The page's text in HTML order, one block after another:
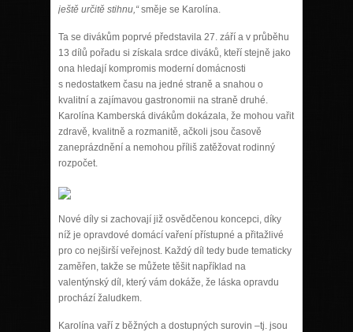
ještě určitě stihnu,“směje se Karolína.
Ta se divákům poprvé představila 27. září a v průběhu
13 dílů pořadu si získala srdce diváků, kteří stejně jako
ona hledají kompromis moderní domácnosti
s nedostatkem času na jedné straně a snahou o
kvalitní a zajímavou gastronomii na straně druhé.
Karolína Kamberská divákům dokázala, že mohou vařit
zdravě, kvalitně a rozmanitě, ačkoli jsou časově
zaneprázdnění a nemohou příliš zatěžovat rodinný
rozpočet.
Nové díly si zachovají již osvědčenou koncepci, díky
níž je opravdové domácí vaření přístupné a přitažlivé
pro co nejširší veřejnost. Každý díl tedy bude tematicky
zaměřen, takže se můžete těšit například na
valentýnský díl, který vám dokáže, že láska opravdu
prochází žaludkem.
Karolína vaří z běžných a dostupných surovin –tj. jsou